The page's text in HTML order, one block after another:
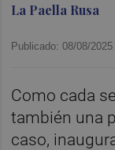
La Paella Rusa
Publicado: 08/08/
Como cada
también una
caso,